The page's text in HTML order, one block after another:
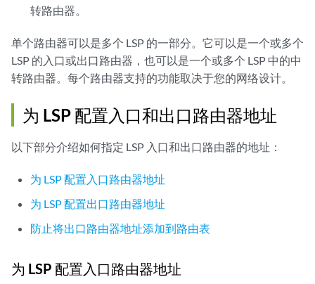
转路由器。
单个路由器可以是多个 LSP 的一部分。它可以是一个或多个
LSP 的入口或出口路由器，也可以是一个或多个 LSP 中的中
转路由器。每个路由器支持的功能取决于您的网络设计。
为 LSP 配置入口和出口路由器地址
以下部分介绍如何指定 LSP 入口和出口路由器的地址：
为 LSP 配置入口路由器地址
为 LSP 配置出口路由器地址
防止将出口路由器地址添加到路由表
为 LSP 配置入口路由器地址